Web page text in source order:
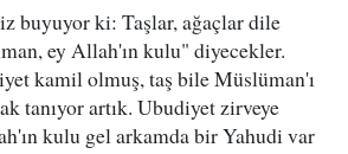
buyuyor ki: Taşlar, ağaçlar dile
ey Allah'ın kulu" diyecekler.
kamil olmuş, taş bile Müslüman'ı
tanıyor artık. Ubudiyet zirveye
kulu gel arkamda bir Yahudi var